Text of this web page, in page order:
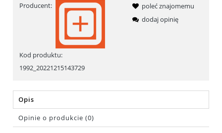
Producent:
Kod produktu:
1992_20221215143729
poleć znajomemu
dodaj opinię
Opis
Opinie o produkcie (0)